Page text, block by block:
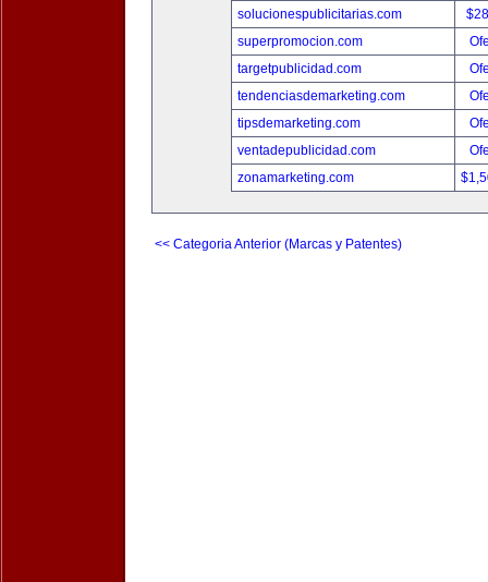
solucionespublicitarias.com
superpromocion.com
targetpublicidad.com
tendenciasdemarketing.com
tipsdemarketing.com
ventadepublicidad.com
zonamarketing.com
<< Categoria Anterior (Marcas y Patentes)